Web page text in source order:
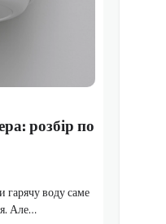
розбір по
гарячу воду саме
Але…